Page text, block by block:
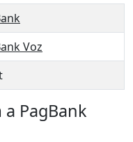
Voz
PagBank